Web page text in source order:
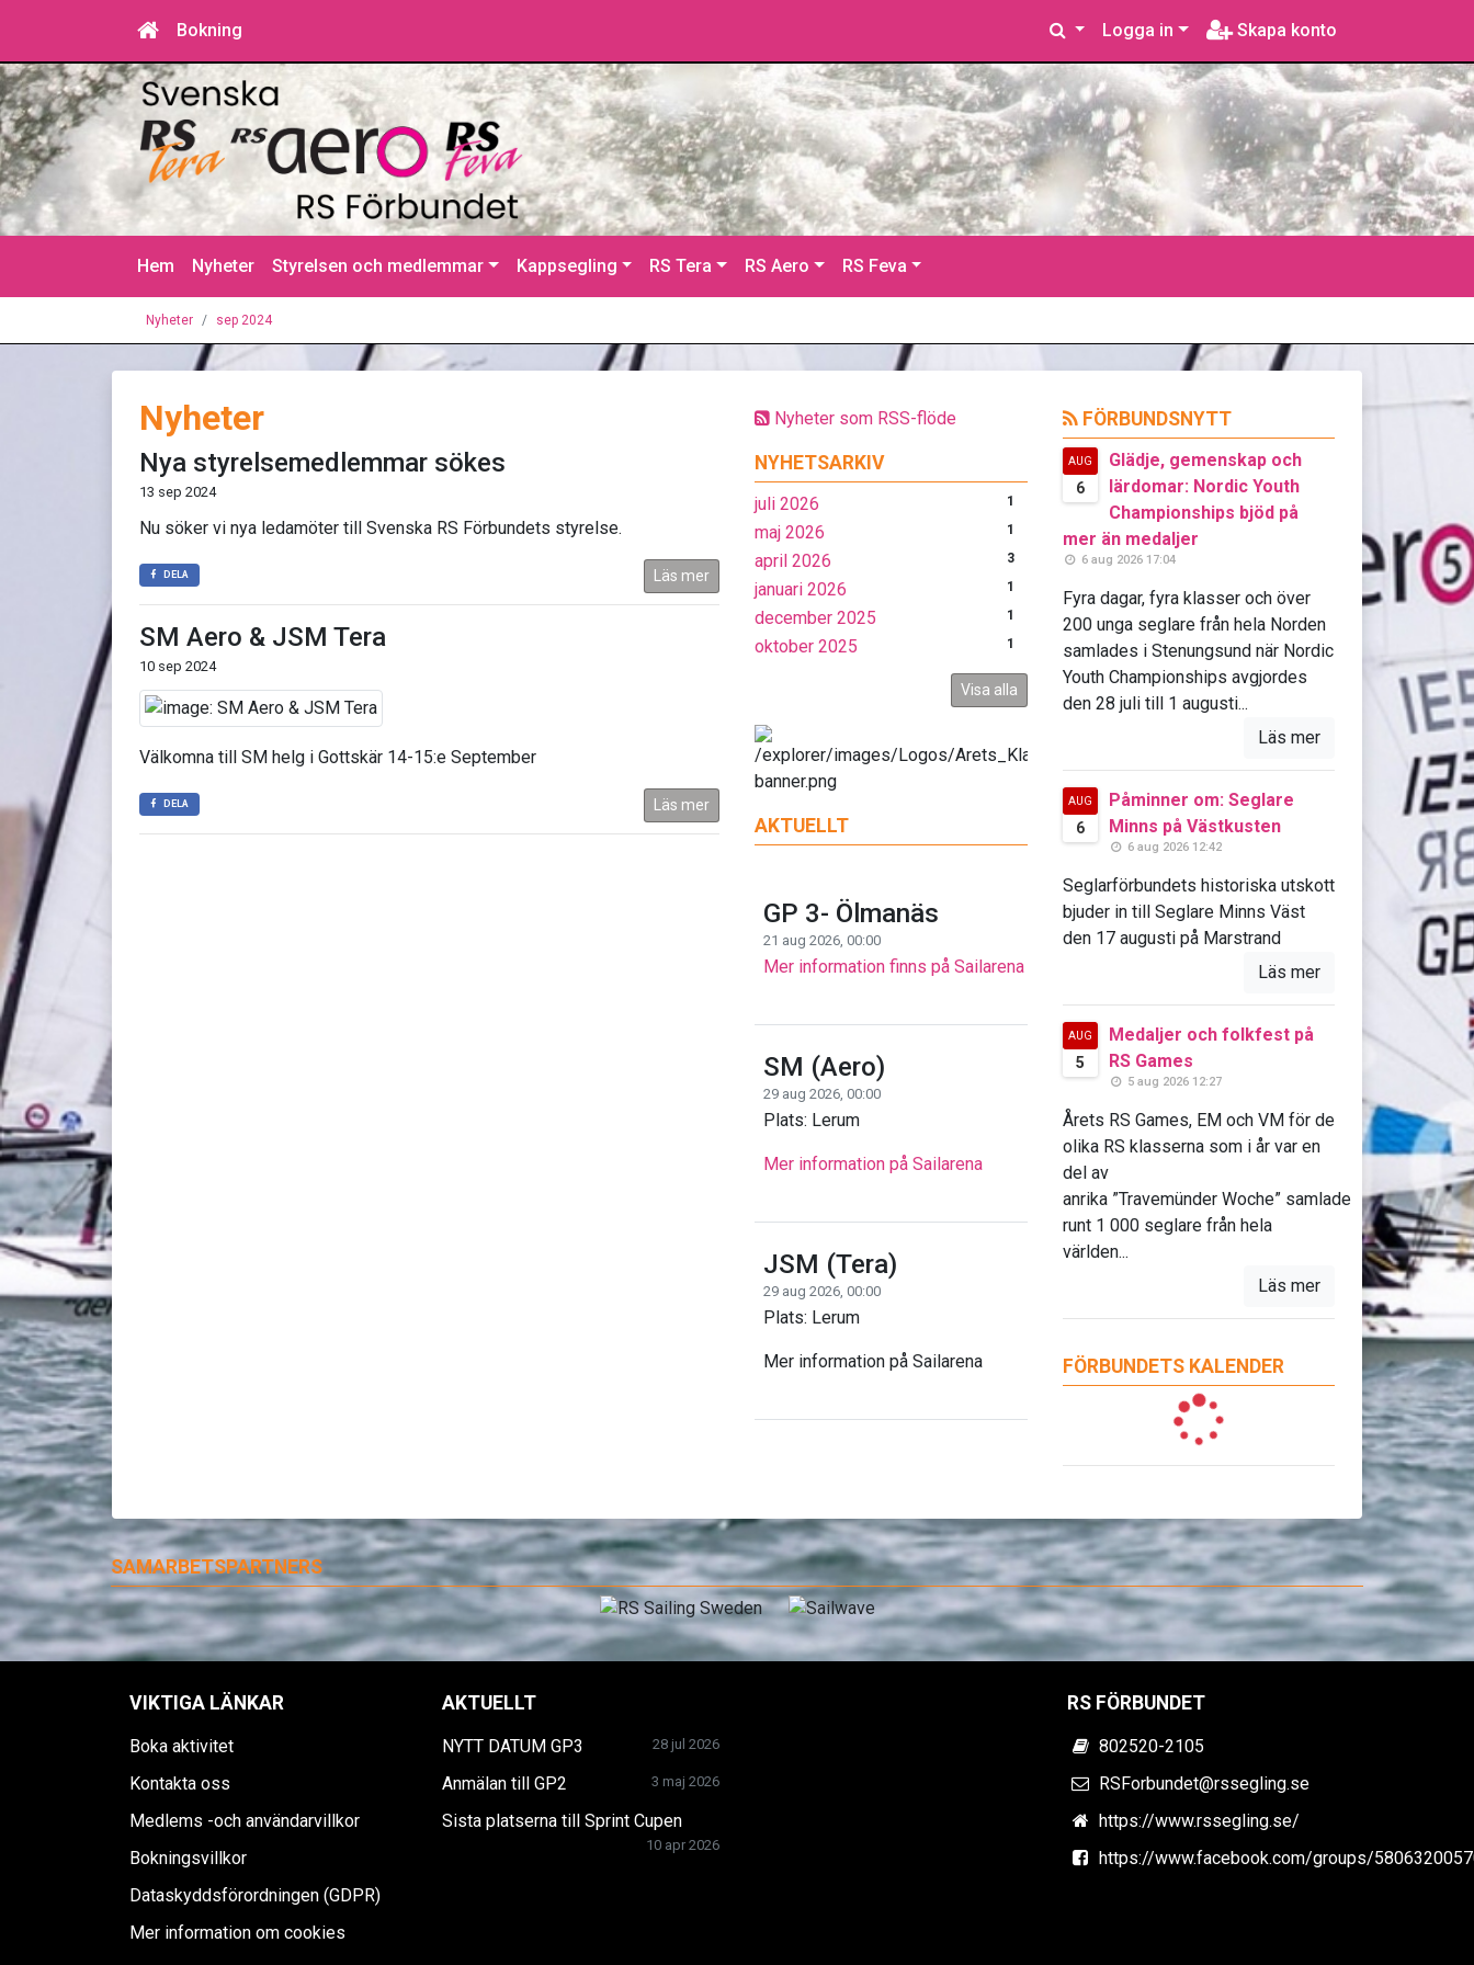
Bokning Logga in Skapa konto
Hem Nyheter Styrelsen och medlemmar Kappsegling RS Tera RS Aero RS Feva
Nyheter sep 2024
Nyheter som RSS-flöde
NYHETSARKIV
juli 2026 1
maj 2026 1
april 2026 3
januari 2026 1
december 2025 1
oktober 2025 1
Visa alla
AKTUELLT
GP 3- Ölmanäs
21 aug 2026, 00:00
Mer information finns på Sailarena
SM (Aero)
29 aug 2026, 00:00
Plats: Lerum
Mer information på Sailarena
JSM (Tera)
29 aug 2026, 00:00
Plats: Lerum
Mer information på Sailarena
Nyheter
Nya styrelsemedlemmar sökes
13 sep 2024
Nu söker vi nya ledamöter till Svenska RS Förbundets styrelse.
DELA Läs mer
SM Aero & JSM Tera
10 sep 2024
Välkomna till SM helg i Gottskär 14-15:e September
DELA Läs mer
FÖRBUNDSNYTT
AUG
6
Glädje, gemenskap och
lärdomar: Nordic Youth
Championships bjöd på
mer än medaljer
6 aug 2026 17:04
Fyra dagar, fyra klasser och över
200 unga seglare från hela Norden
samlades i Stenungsund när Nordic
Youth Championships avgjordes
den 28 juli till 1 augusti...
Läs mer
AUG
6
Påminner om: Seglare
Minns på Västkusten
6 aug 2026 12:42
Seglarförbundets historiska utskott
bjuder in till Seglare Minns Väst
den 17 augusti på Marstrand
Läs mer
AUG
5
Medaljer och folkfest på
RS Games
5 aug 2026 12:27
Årets RS Games, EM och VM för de
olika RS klasserna som i år var en
del av
anrika ”Travemünder Woche” samlade
runt 1 000 seglare från hela
världen...
Läs mer
FÖRBUNDETS KALENDER
SAMARBETSPARTNERS
VIKTIGA LÄNKAR
Boka aktivitet
Kontakta oss
Medlems -och användarvillkor
Bokningsvillkor
Dataskyddsförordningen (GDPR)
Mer information om cookies
AKTUELLT
NYTT DATUM GP3 28 jul 2026
Anmälan till GP2 3 maj 2026
Sista platserna till Sprint Cupen
10 apr 2026
RS FÖRBUNDET
802520-2105
RSForbundet@rssegling.se
https://www.rssegling.se/
https://www.facebook.com/groups/